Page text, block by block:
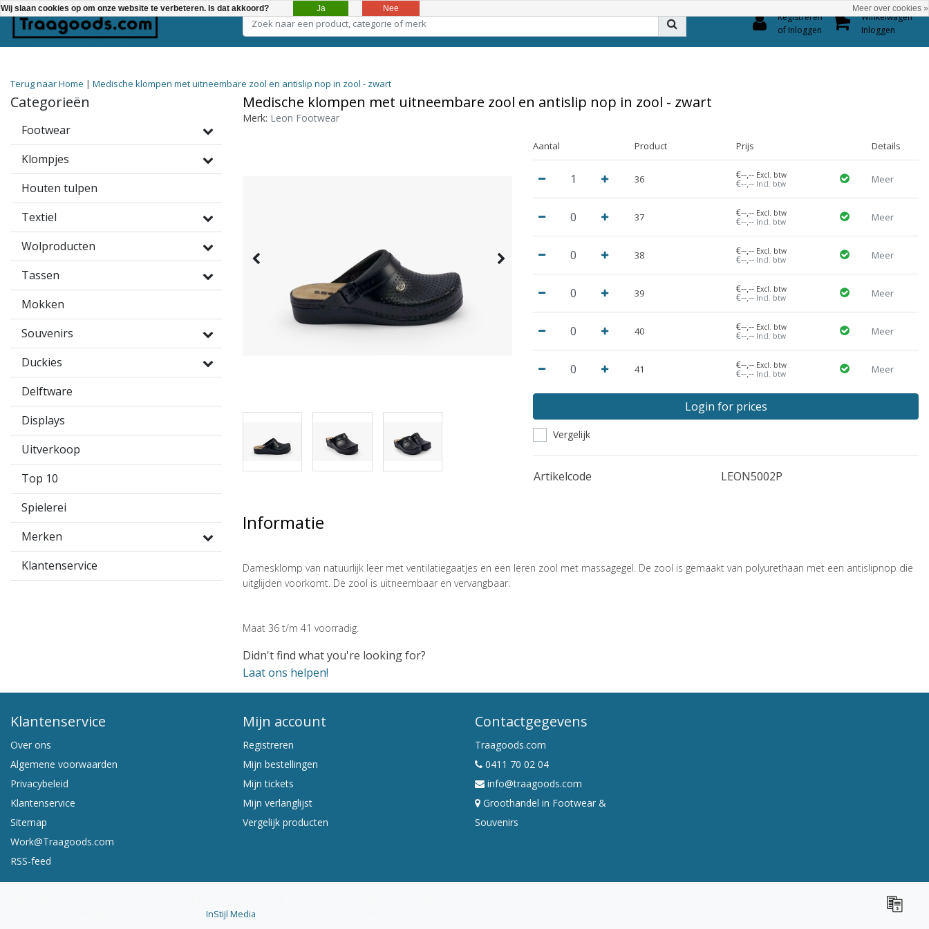
Registreren
of Inloggen
Winkelwagen
Inloggen
Terug naar Home | Medische klompen met uitneembare zool en antislip nop in zool - zwart
Categorieën
Footwear
Klompjes
Houten tulpen
Textiel
Wolproducten
Tassen
Mokken
Souvenirs
Duckies
Delftware
Displays
Uitverkoop
Top 10
Spielerei
Merken
Klantenservice
Medische klompen met uitneembare zool en antislip nop in zool - zwart
Merk: Leon Footwear
Aantal Product Prijs Details
36 €--,-- Excl. btw
€--,-- Incl. btw Meer
37 €--,-- Excl. btw
€--,-- Incl. btw Meer
38 €--,-- Excl. btw
€--,-- Incl. btw Meer
39 €--,-- Excl. btw
€--,-- Incl. btw Meer
40 €--,-- Excl. btw
€--,-- Incl. btw Meer
41 €--,-- Excl. btw
€--,-- Incl. btw Meer
Login for prices
Vergelijk
Artikelcode LEON5002P
Informatie
Damesklomp van natuurlijk leer met ventilatiegaatjes en een leren zool met massagegel. De zool is gemaakt van polyurethaan met een antislipnop die
uitglijden voorkomt. De zool is uitneembaar en vervangbaar.
Maat 36 t/m 41 voorradig.
Didn't find what you're looking for?
Laat ons helpen!
Klantenservice
Over ons
Algemene voorwaarden
Privacybeleid
Klantenservice
Sitemap
Work@Traagoods.com
RSS-feed
Mijn account
Registreren
Mijn bestellingen
Mijn tickets
Mijn verlanglijst
Vergelijk producten
Contactgegevens
Traagoods.com
0411 70 02 04
info@traagoods.com
Groothandel in Footwear &
Souvenirs
InStijl Media
Wij slaan cookies op om onze website te verbeteren. Is dat akkoord? Ja Nee Meer over cookies »